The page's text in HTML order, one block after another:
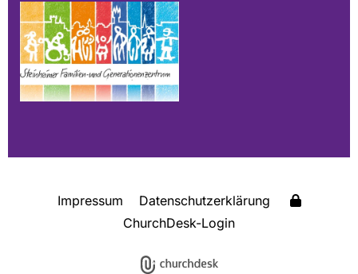
Impressum
Datenschutzerklärung
ChurchDesk-Login